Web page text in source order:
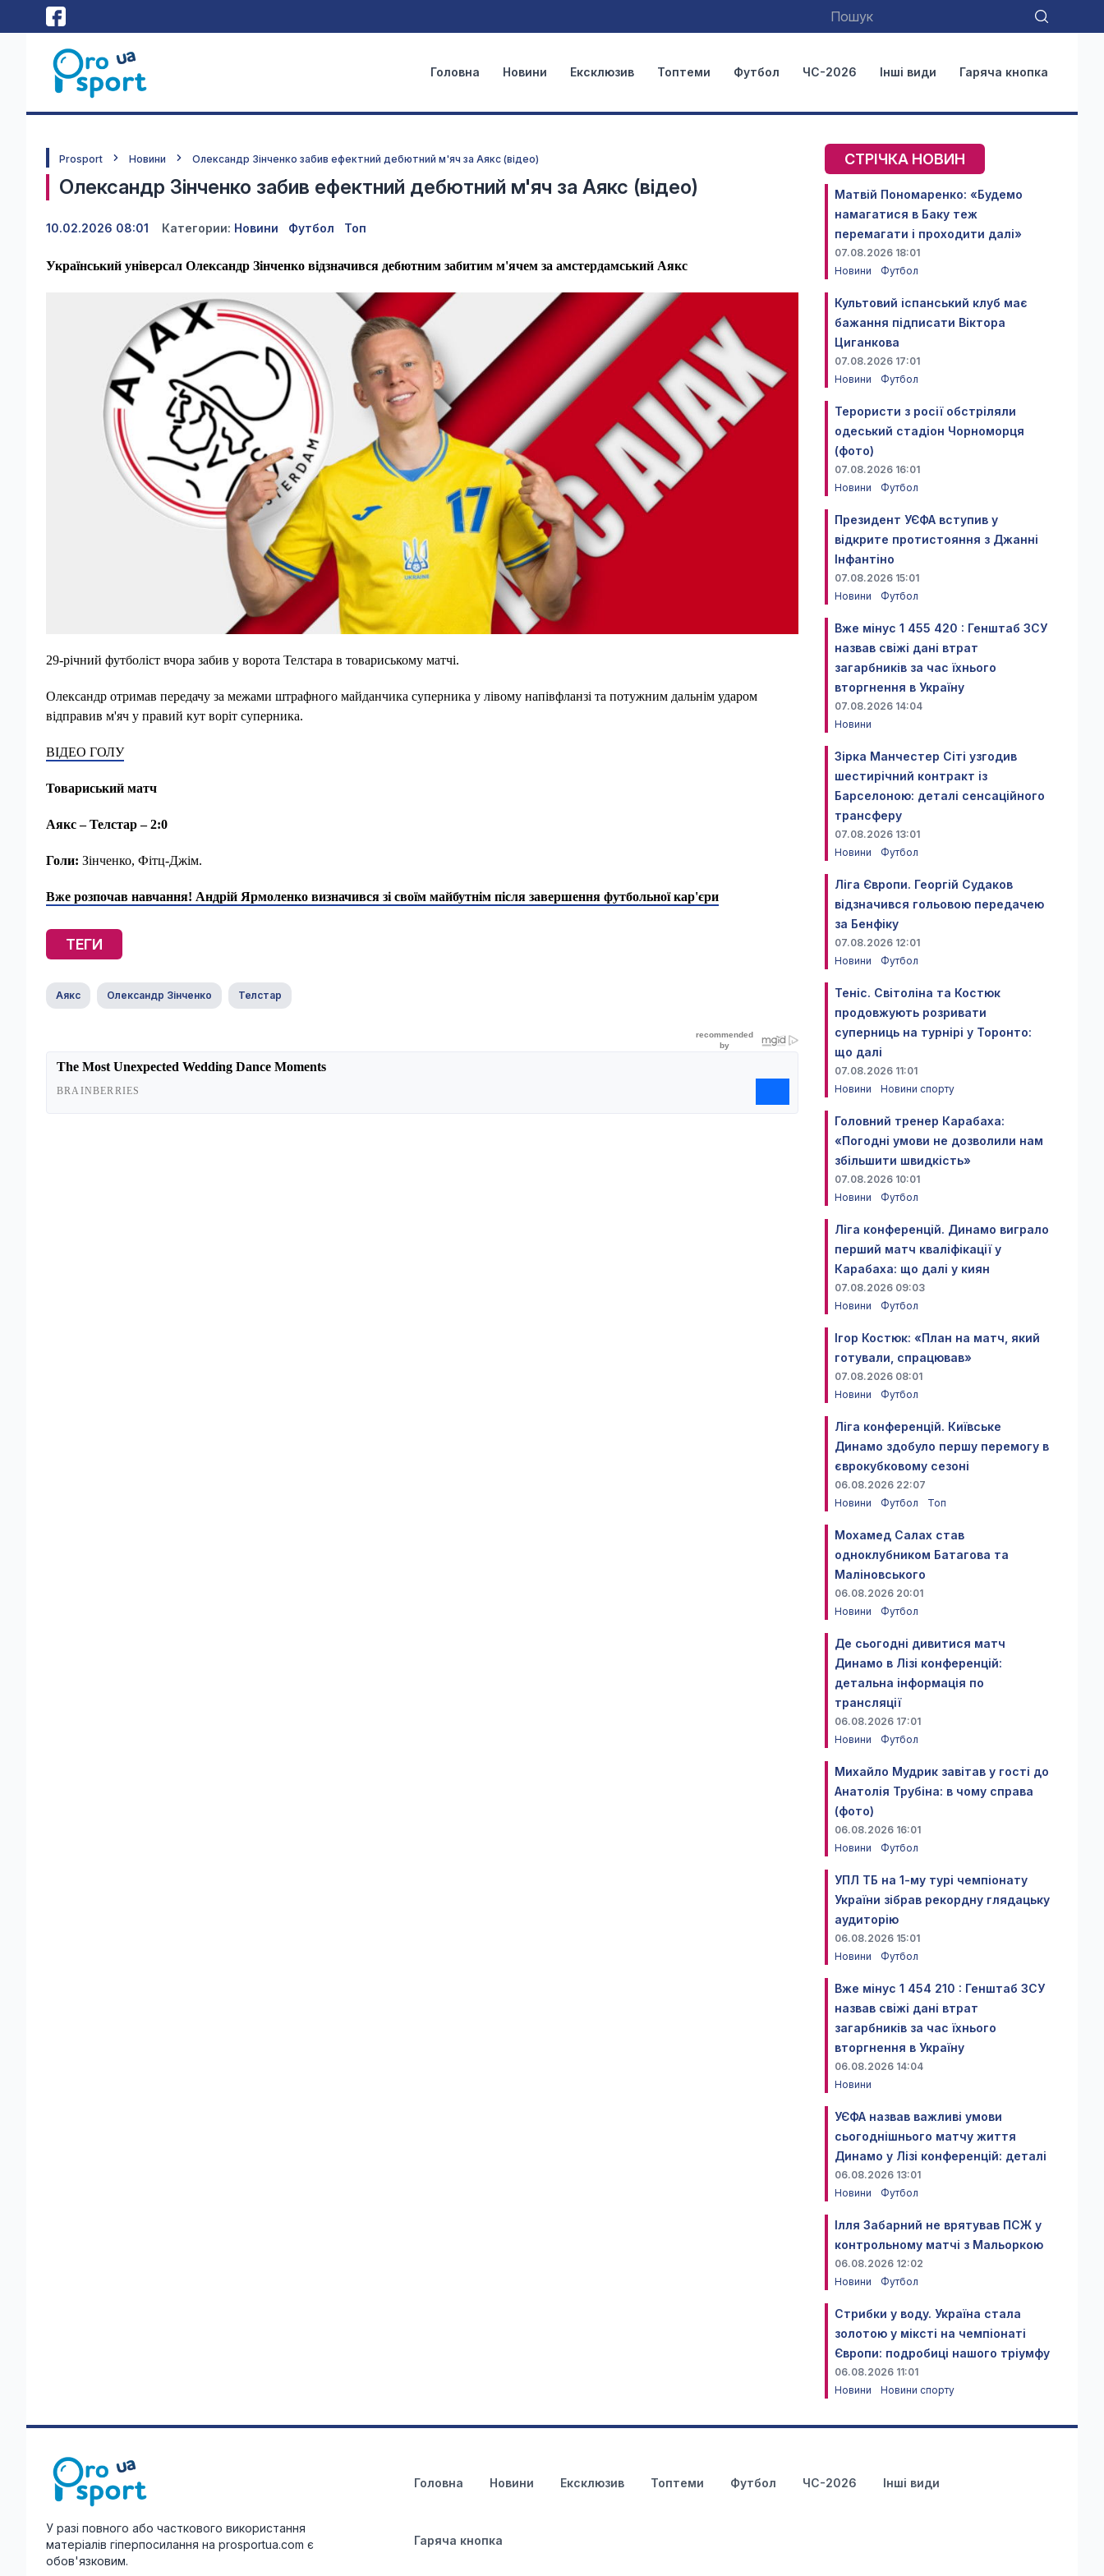
Головна Новини Ексклюзив Топтеми Футбол ЧС-2026 Інші види Гаряча кнопка
Prosport Новини Олександр Зінченко забив ефектний дебютний м'яч за Аякс (відео)
Олександр Зінченко забив ефектний дебютний м'яч за Аякс (відео)
10.02.2026 08:01 Категории: Новини Футбол Топ
Український універсал Олександр Зінченко відзначився дебютним забитим м'ячем за амстердамський Аякс
29-річний футболіст вчора забив у ворота Телстара в товариському матчі.
Олександр отримав передачу за межами штрафного майданчика суперника у лівому напівфланзі та потужним дальнім ударом
відправив м'яч у правий кут воріт суперника.
ВІДЕО ГОЛУ
Товариський матч
Аякс – Телстар – 2:0
Голи: Зінченко, Фітц-Джім.
Вже розпочав навчання! Андрій Ярмоленко визначився зі своїм майбутнім після завершення футбольної кар'єри
ТЕГИ
Аякс Олександр Зінченко Телстар
СТРІЧКА НОВИН
Матвій Пономаренко: «Будемо
намагатися в Баку теж
перемагати і проходити далі»
07.08.2026 18:01
Новини
Футбол
Культовий іспанський клуб має
бажання підписати Віктора
Циганкова
07.08.2026 17:01
Новини
Футбол
Терористи з росії обстріляли
одеський стадіон Чорноморця
(фото)
07.08.2026 16:01
Новини
Футбол
Президент УЄФА вступив у
відкрите протистояння з Джанні
Інфантіно
07.08.2026 15:01
Новини
Футбол
Вже мінус 1 455 420 : Генштаб ЗСУ
назвав свіжі дані втрат
загарбників за час їхнього
вторгнення в Україну
07.08.2026 14:04
Новини
Зірка Манчестер Сіті узгодив
шестирічний контракт із
Барселоною: деталі сенсаційного
трансферу
07.08.2026 13:01
Новини
Футбол
Ліга Європи. Георгій Судаков
відзначився гольовою передачею
за Бенфіку
07.08.2026 12:01
Новини
Футбол
Теніс. Світоліна та Костюк
продовжують розривати
суперниць на турнірі у Торонто:
що далі
07.08.2026 11:01
Новини
Новини спорту
Головний тренер Карабаха:
«Погодні умови не дозволили нам
збільшити швидкість»
07.08.2026 10:01
Новини
Футбол
Ліга конференцій. Динамо виграло
перший матч кваліфікації у
Карабаха: що далі у киян
07.08.2026 09:03
Новини
Футбол
Ігор Костюк: «План на матч, який
готували, спрацював»
07.08.2026 08:01
Новини
Футбол
Ліга конференцій. Київське
Динамо здобуло першу перемогу в
єврокубковому сезоні
06.08.2026 22:07
Новини
Футбол Топ
Мохамед Салах став
одноклубником Батагова та
Маліновського
06.08.2026 20:01
Новини
Футбол
Де сьогодні дивитися матч
Динамо в Лізі конференцій:
детальна інформація по
трансляції
06.08.2026 17:01
Новини
Футбол
Михайло Мудрик завітав у гості до
Анатолія Трубіна: в чому справа
(фото)
06.08.2026 16:01
Новини
Футбол
УПЛ ТБ на 1-му турі чемпіонату
України зібрав рекордну глядацьку
аудиторію
06.08.2026 15:01
Новини
Футбол
Вже мінус 1 454 210 : Генштаб ЗСУ
назвав свіжі дані втрат
загарбників за час їхнього
вторгнення в Україну
06.08.2026 14:04
Новини
УЄФА назвав важливі умови
сьогоднішнього матчу життя
Динамо у Лізі конференцій: деталі
06.08.2026 13:01
Новини
Футбол
Ілля Забарний не врятував ПСЖ у
контрольному матчі з Мальоркою
06.08.2026 12:02
Новини
Футбол
Стрибки у воду. Україна стала
золотою у міксті на чемпіонаті
Європи: подробиці нашого тріумфу
06.08.2026 11:01
Новини
Новини спорту
У разі повного або часткового використання
матеріалів гіперпосилання на prosportua.com є
обов'язковим.
Головна Новини Ексклюзив Топтеми Футбол ЧС-2026 Інші види
Гаряча кнопка